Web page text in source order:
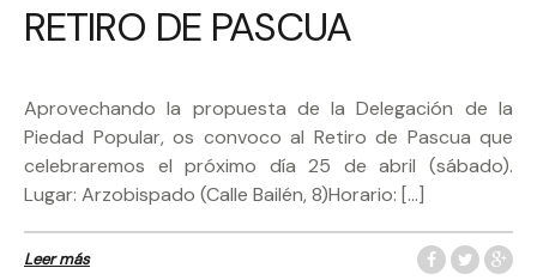
RETIRO DE PASCUA
Aprovechando la propuesta de la Delegación de la
Piedad Popular, os convoco al Retiro de Pascua que
celebraremos el próximo día 25 de abril (sábado).
Lugar: Arzobispado (Calle Bailén, 8)Horario: […]
Leer más